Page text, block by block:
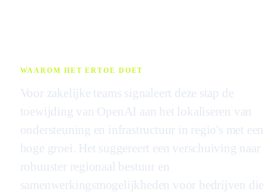
WAAROM HET ERTOE DOET
Voor zakelijke teams signaleert deze stap de
toewijding van OpenAI aan het lokaliseren van
ondersteuning en infrastructuur in regio's met een
hoge groei. Het suggereert een verschuiving naar
robuuster regionaal bestuur en
samenwerkingsmogelijkheden voor bedrijven die